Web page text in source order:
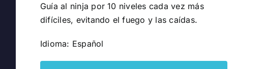
Guía al ninja por 10 niveles cada vez más
difíciles, evitando el fuego y las caídas.
Idioma: Español